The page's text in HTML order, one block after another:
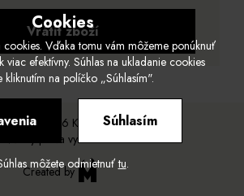
Vrátit zboží
© 2026 Kara.
Všetky práva vyhradené.
Created by
Cookies
cookies. Vďaka tomu vám môžeme ponúknuť
viac efektívny. Súhlas na ukladanie cookies
kliknutím na políčko „Súhlasím".
Súhlasím
môžete odmietnuťtu.